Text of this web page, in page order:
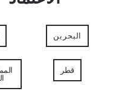
البحرين
قطر